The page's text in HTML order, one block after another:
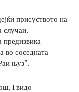
присуството на
случаи.
предизвика
во соседната
њуз“.
Гвидо